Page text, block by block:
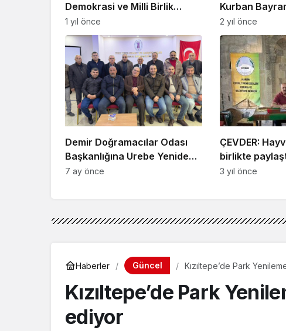
Demokrasi ve Milli Birlik
Günü’ programı düzenlendi
1 yıl önce
Kurban
2 yıl önce
Demir Doğramacılar Odası
Başkanlığına Urebe Yeniden
Seçildi
7 ay önce
ÇEVDER:
birlikte
korunması
3 yıl önce
Haberler Güncel Kızıltepe’de Park
Kızıltepe’de Park
ediyor